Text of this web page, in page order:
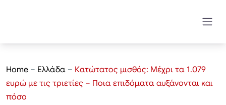
Home – Ελλάδα – Κατώτατος μισθός: Μέχρι τα 1.079
ευρώ με τις τριετίες – Ποια επιδόματα αυξάνονται και
πόσο